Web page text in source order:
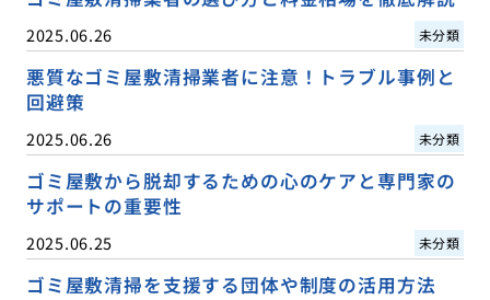
2025.06.26 未分類
悪質なゴミ屋敷清掃業者に注意！トラブル事例と
回避策
2025.06.26 未分類
ゴミ屋敷から脱却するための心のケアと専門家の
サポートの重要性
2025.06.25 未分類
ゴミ屋敷清掃を支援する団体や制度の活用方法